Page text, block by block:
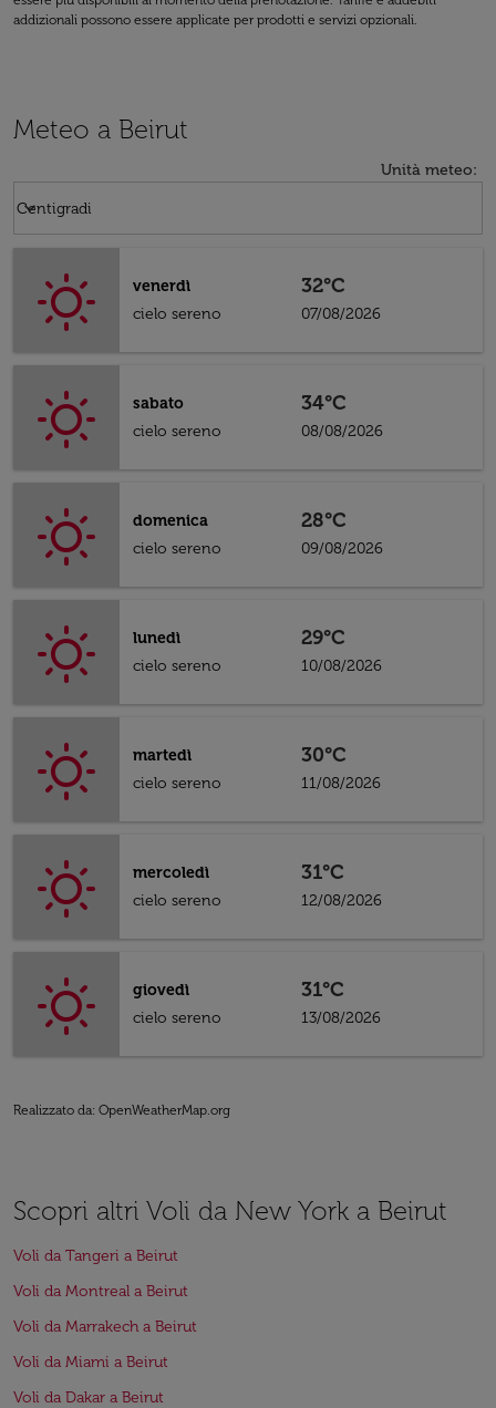
addizionali possono essere applicate per prodotti e servizi opzionali.
Meteo a Beirut
Unità meteo:
Centigradi
keyboard_arrow_down
venerdì
cielo sereno
32°C
07/08/2026
sabato
cielo sereno
34°C
08/08/2026
domenica
cielo sereno
28°C
09/08/2026
lunedì
cielo sereno
29°C
10/08/2026
martedì
cielo sereno
30°C
11/08/2026
mercoledì
cielo sereno
31°C
12/08/2026
giovedì
cielo sereno
31°C
13/08/2026
Realizzato da: OpenWeatherMap.org
Scopri altri Voli da New York a Beirut
Voli da Tangeri a Beirut
Voli da Montreal a Beirut
Voli da Marrakech a Beirut
Voli da Miami a Beirut
Voli da Dakar a Beirut